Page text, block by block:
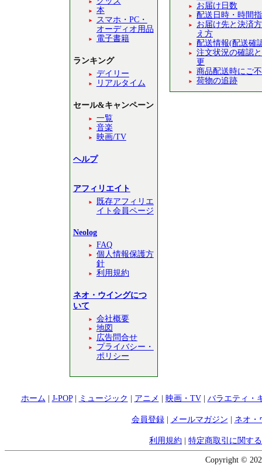
お届け日数
配送日時・時間
お届け先と決済
え方
配送情報(配送確
注文状況の確認
更
商品配送時にご
荷物の追跡
本
スマホ・PC・
オーディオ用品
電子書籍
ランキング
デイリー
リアルタイム
セール&キャンペーン
一覧
音楽
映画/TV
ヘルプ
アフィリエイト
既存アフィリエ
イト会員ページ
Neolog
FAQ
個人情報保護方
針
利用規約
ネオ・ウイングにつ
いて
会社概要
地図
広告問合せ
プライバシー・
ポリシー
ホーム | J-POP| ミュージック | アニメ | 映画・TV| バラエティ・
会員登録| メールマガジン | ネオ・
利用規約 | 特定商取引に関す
Copyright ©